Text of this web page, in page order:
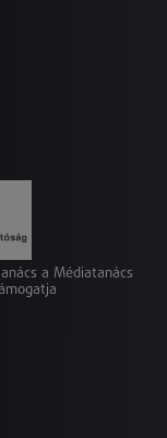
a Médiatanács